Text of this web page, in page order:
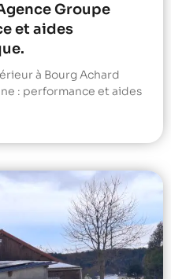
Groupe
et aides
à Bourg Achard
: performance et aides